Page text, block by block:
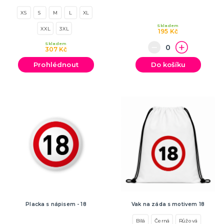
Oblečení a doplňky
Barvy, make-up, paruky
XS S M L XL
XXL 3XL
307 Kč
Skladem
Prohlédnout
195 Kč
Skladem
Do košíku
Placka s nápisem - 18 Vak na záda s motivem 18
Bílá Černá Růžová